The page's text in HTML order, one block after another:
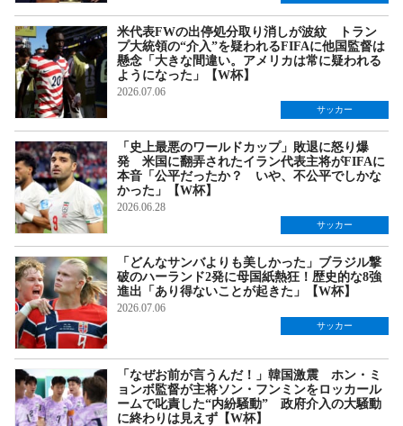
米代表FWの出停処分取り消しが波紋 トラン
プ大統領の“介入”を疑われるFIFAに他国監督は
懸念「大きな間違い。アメリカは常に疑われる
ようになった」【W杯】
2026.07.06
サッカー
「史上最悪のワールドカップ」敗退に怒り爆
発 米国に翻弄されたイラン代表主将がFIFAに
本音「公平だったか？ いや、不公平でしかな
かった」【W杯】
2026.06.28
サッカー
「どんなサンバよりも美しかった」ブラジル撃
破のハーランド2発に母国紙熱狂！歴史的な8強
進出「あり得ないことが起きた」【W杯】
2026.07.06
サッカー
「なぜお前が言うんだ！」韓国激震 ホン・ミ
ョンボ監督が主将ソン・フンミンをロッカール
ームで叱責した“内紛騒動” 政府介入の大騒動
に終わりは見えず【W杯】